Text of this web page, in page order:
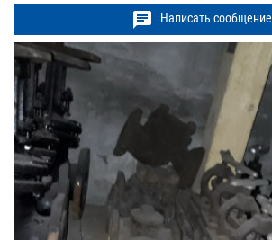
chat Написать сообщение